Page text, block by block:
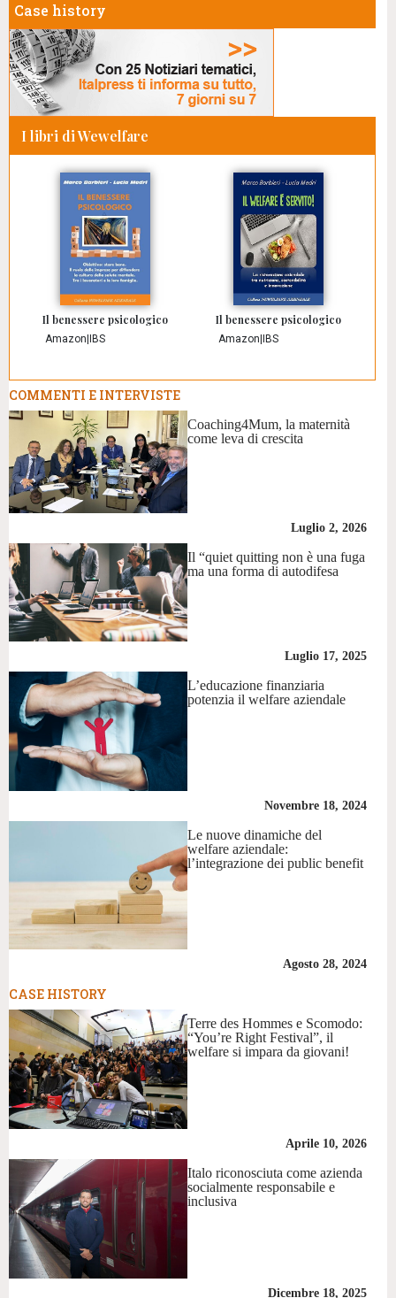
Case history
I libri di Wewelfare
Il benessere psicologico
Amazon IBS
Il benessere psicologico
Amazon IBS
COMMENTI E INTERVISTE
Coaching4Mum, la maternità
come leva di crescita
Luglio 2, 2026
Il “quiet quitting non è una fuga
ma una forma di autodifesa
Luglio 17, 2025
L’educazione finanziaria
potenzia il welfare aziendale
Novembre 18, 2024
Le nuove dinamiche del
welfare aziendale:
l’integrazione dei public benefit
Agosto 28, 2024
CASE HISTORY
Terre des Hommes e Scomodo:
“You’re Right Festival”, il
welfare si impara da giovani!
Aprile 10, 2026
Italo riconosciuta come azienda
socialmente responsabile e
inclusiva
Dicembre 18, 2025